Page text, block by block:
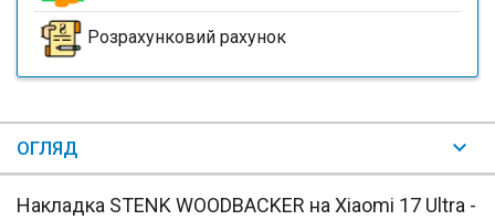
Розрахунковий рахунок
ОГЛЯД
Накладка STENK WOODBACKER на Xiaomi 17 Ultra -